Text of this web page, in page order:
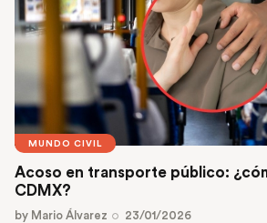
MUNDO CIVIL
Acoso en transporte público:
CDMX?
by Mario Álvarez 23/01/2026